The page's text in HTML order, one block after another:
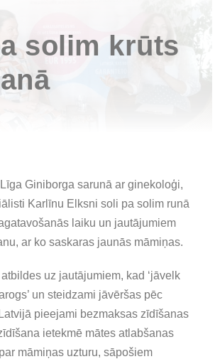
solim krūts
Giniborga sarunā ar ginekoloģi,
Karlīnu Elksni soli pa solim runā
laiku un jautājumiem
ar ko saskaras jaunās māmiņas.
uz jautājumiem, kad ‘jāvelk
un steidzami jāvēršas pēc
pieejami bezmaksas zīdīšanas
ietekmē mātes atlabšanas
māmiņas uzturu, sāpošiem